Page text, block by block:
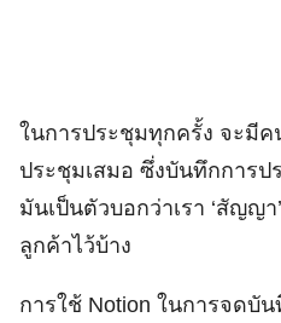
ในการประชุมทุกครั้ง จะมี
ประชุมเสมอ ซึ่งบันทึกการ
มันเป็นตัวบอกว่าเรา ‘สัญญ
ลูกค้าไว้บ้าง
การใช้ Notion ในการจดบั